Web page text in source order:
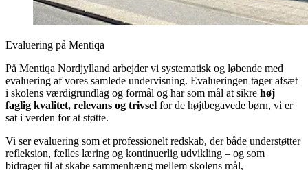
Evaluering på Mentiqa
På Mentiqa Nordjylland arbejder vi systematisk og løbende med
evaluering af vores samlede undervisning. Evalueringen tager afsæt
i skolens værdigrundlag og formål og har som mål at sikre høj
faglig kvalitet, relevans og trivsel for de højtbegavede børn, vi er
sat i verden for at støtte.
Vi ser evaluering som et professionelt redskab, der både understøtter
refleksion, fælles læring og kontinuerlig udvikling – og som
bidrager til at skabe sammenhæng mellem skolens mål,